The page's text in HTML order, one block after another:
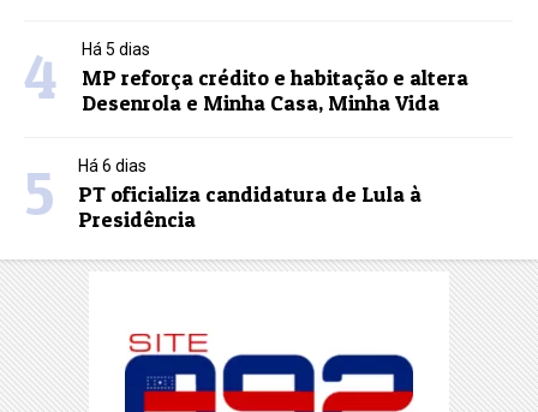
4 Há 5 dias
MP reforça crédito e habitação e altera
Desenrola e Minha Casa, Minha Vida
5 Há 6 dias
PT oficializa candidatura de Lula à
Presidência